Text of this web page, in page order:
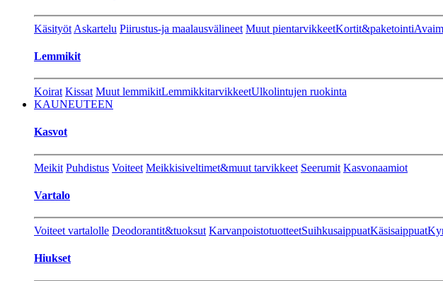
Käsityöt Askartelu Piirustus-ja maalausvälineet Muut pientarvikkeetKortit&paketointi
Lemmikit
Koirat Kissat Muut lemmikitLemmikkitarvikkeetUlkolintujen ruokinta
KAUNEUTEEN
Kasvot
Meikit Puhdistus Voiteet Meikkisiveltimet&muut tarvikkeet Seerumit Kasvonaamiot
Vartalo
Voiteet vartalolle Deodorantit&tuoksut KarvanpoistotuotteetSuihkusaippuatKäsisaippuat
Hiukset